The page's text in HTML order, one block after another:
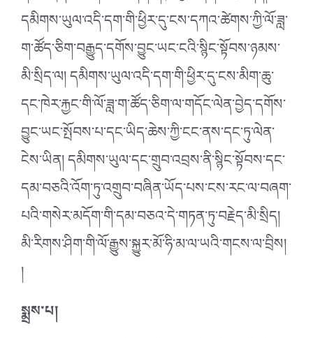
དམིགས་ཡུལ་འདི་དག་གི་ཕྱིར་དུ་ངས་དཀའ་ཚེགས་ཀྱི་ལོ་ཟླ་
ག་ཚོད་ཅིག་བརྒྱུད་དགོས་བྱུང་ཡང་ངའི་སྙིང་སྟོབས་ཉམས་
མི་སྲིད་ལ། དམིགས་ཡུལ་འདི་དག་གི་ཕྱིར་དུ་ངས་མིག་ཆུ་
དང་ཁེར་རྐྱང་གི་ལོ་ཟླ་ག་ཚོད་ཅིག་ལ་གདོང་ལེན་བྱེད་དགོས་
བྱུང་ཡང་སྤོབས་པ་དང་ཡིད་ཆེས་ཀྱི་ངང་ནས་དང་ཏུ་ལེན་
ངེས་ཡིན། དམིགས་ཡུལ་དང་གྲུབ་འབྲས་ནི་སྙིང་སྟོབས་དང་
དམ་བཅའི་འོག་ཏུ་འགྲུབ་བཞིན་ཡོད་པས་ངས་རང་ལ་བཞག་
པའི་གསེར་མདོག་གི་དམ་བཅའ་དེ་གཏན་ཏུ་བརྗེད་མི་སྲིད།
མི་རིགས་ཤིག་གི་ལོ་རྒྱུས་སྐྱུར་མོ་ཧི་མ་ལ་ཡའི་གངས་ལ་བྲིས།
།
སྨྲས་པ།